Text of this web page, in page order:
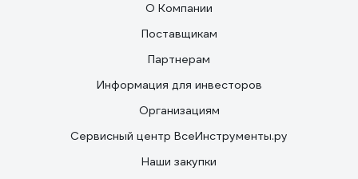
О Компании
Поставщикам
Партнерам
Информация для инвесторов
Организациям
Сервисный центр ВсеИнструменты.ру
Наши закупки